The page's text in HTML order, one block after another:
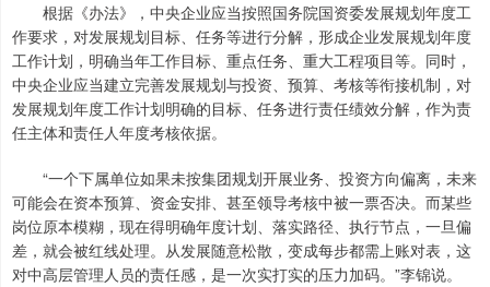
根据《办法》，中央企业应当按照国务院国资委发展规划年度工
作要求，对发展规划目标、任务等进行分解，形成企业发展规划年度
工作计划，明确当年工作目标、重点任务、重大工程项目等。同时，
中央企业应当建立完善发展规划与投资、预算、考核等衔接机制，对
发展规划年度工作计划明确的目标、任务进行责任绩效分解，作为责
任主体和责任人年度考核依据。
“一个下属单位如果未按集团规划开展业务、投资方向偏离，未来
可能会在资本预算、资金安排、甚至领导考核中被一票否决。而某些
岗位原本模糊，现在得明确年度计划、落实路径、执行节点，一旦偏
差，就会被红线处理。从发展随意松散，变成每步都需上账对表，这
对中高层管理人员的责任感，是一次实打实的压力加码。”李锦说。